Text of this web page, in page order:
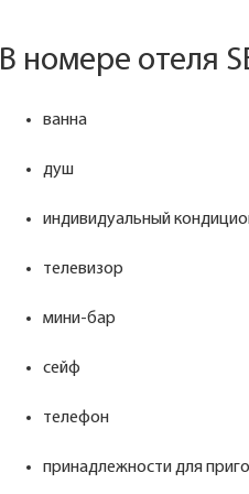
В номере отеля
ванна
душ
индивидуальный
телевизор
мини-бар
сейф
телефон
принадлежности для